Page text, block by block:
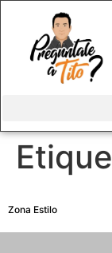
Zona Estilo